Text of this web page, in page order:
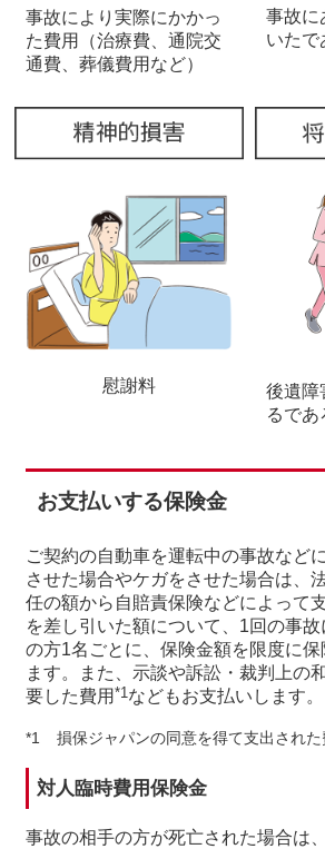
事故により実際にかかっ
た費用（治療費、通院交
通費、葬儀費用など）
事故に
いたで
慰謝料
後遺障
るであ
お⽀払いする保険⾦
ご契約の⾃動⾞を運転中の事故など
させた場合やケガをさせた場合は、
任の額から⾃賠責保険などによって
を差し引いた額について、1回の事
の⽅1名ごとに、保険⾦額を限度に
ます。また、⽰談や訴訟・裁判上の
要した費⽤*1などもお⽀払いします。
*1 損保ジャパンの同意を得て⽀出された
対⼈臨時費⽤保険⾦
事故の相⼿の⽅が死亡された場合は